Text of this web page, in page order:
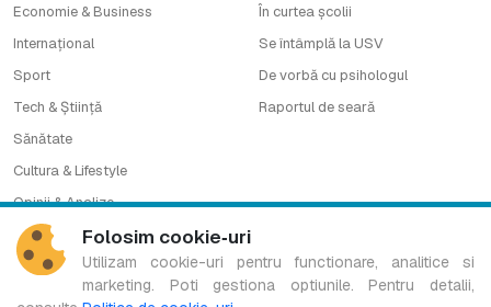
Economie & Business
Internațional
Sport
Tech & Știință
Sănătate
Cultura & Lifestyle
Opinii & Analize
Timp liber
În curtea școlii
Se întâmplă la USV
De vorbă cu psihologul
Raportul de seară
Companie Contact
Folosim cookie‑uri
Utilizam cookie-uri pentru functionare, analitice si
marketing. Poti gestiona optiunile. Pentru detalii,